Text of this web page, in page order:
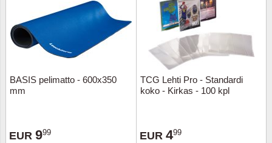
BASIS pelimatto - 600x350
mm
EUR 999
TCG Lehti Pro - Standardi
koko - Kirkas - 100 kpl
EUR 499
Uusi